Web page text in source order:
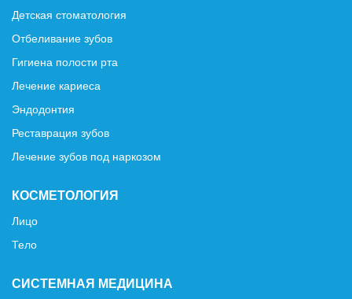
Детская стоматология
Отбеливание зубов
Гигиена полости рта
Лечение кариеса
Эндодонтия
Реставрация зубов
Лечение зубов под наркозом
КОСМЕТОЛОГИЯ
Лицо
Тело
СИСТЕМНАЯ МЕДИЦИНА